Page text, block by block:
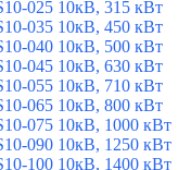
025 10кВ, 315 кВт
035 10кВ, 450 кВт
040 10кВ, 500 кВт
045 10кВ, 630 кВт
055 10кВ, 710 кВт
065 10кВ, 800 кВт
075 10кВ, 1000 кВт
090 10кВ, 1250 кВт
100 10кВ, 1400 кВт